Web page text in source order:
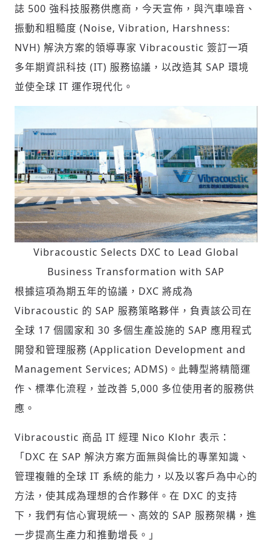
社會
誌 500 強科技服務供應商，今天宣佈，與汽車噪音、
振動和粗糙度 (Noise, Vibration, Harshness:
NVH) 解決方案的領導專家 Vibracoustic 簽訂一項
多年期資訊科技 (IT) 服務協議，以改造其 SAP 環境
並使全球 IT 運作現代化。
Vibracoustic Selects DXC to Lead Global
Business Transformation with SAP
根據這項為期五年的協議，DXC 將成為
Vibracoustic 的 SAP 服務策略夥伴，負責該公司在
全球 17 個國家和 30 多個生產設施的 SAP 應用程式
開發和管理服務 (Application Development and
Management Services; ADMS)。此轉型將精簡運
作、標準化流程，並改善 5,000 多位使用者的服務供
應。
Vibracoustic 商品 IT 經理 Nico Klohr 表示：
「DXC 在 SAP 解決方案方面無與倫比的專業知識、
管理複雜的全球 IT 系統的能力，以及以客戶為中心的
方法，使其成為理想的合作夥伴。在 DXC 的支持
下，我們有信心實現統一、高效的 SAP 服務架構，進
一步提高生產力和推動增長。」